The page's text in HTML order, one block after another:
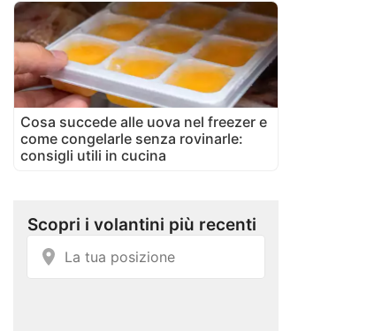
Cosa succede alle uova nel freezer e
come congelarle senza rovinarle:
consigli utili in cucina